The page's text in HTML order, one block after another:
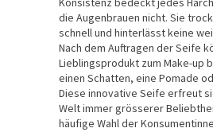
die Augenbrauen nicht. Sie
schnell und hinterlässt keine
Nach dem Auftragen der Seife
Lieblingsprodukt zum Make-up
einen Schatten, eine Pomade
Diese innovative Seife erfreut
Welt immer grösserer
häufige Wahl der